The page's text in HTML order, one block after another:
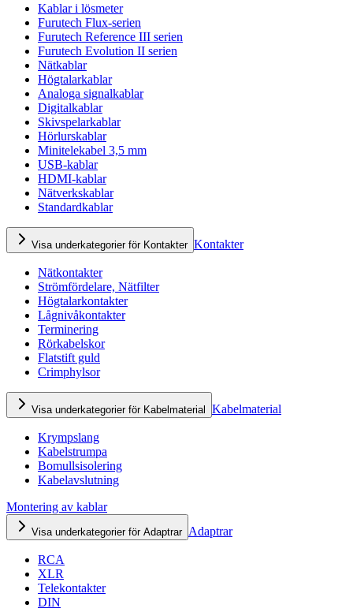
Kablar i lösmeter
Furutech Flux-serien
Furutech Reference III serien
Furutech Evolution II serien
Nätkablar
Högtalarkablar
Analoga signalkablar
Digitalkablar
Skivspelarkablar
Hörlurskablar
Minitelekabel 3,5 mm
USB-kablar
HDMI-kablar
Nätverkskablar
Standardkablar
Visa underkategorier för Kontakter Kontakter
Nätkontakter
Strömfördelare, Nätfilter
Högtalarkontakter
Lågnivåkontakter
Terminering
Rörkabelskor
Flatstift guld
Crimphylsor
Visa underkategorier för Kabelmaterial Kabelmaterial
Krympslang
Kabelstrumpa
Bomullsisolering
Kabelavslutning
Montering av kablar
Visa underkategorier för Adaptrar Adaptrar
RCA
XLR
Telekontakter
DIN